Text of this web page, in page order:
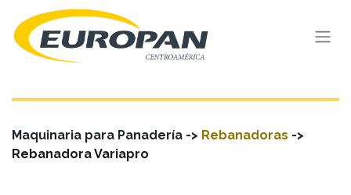
Maquinaria para Panadería -> Rebanadoras ->
Rebanadora Variapro